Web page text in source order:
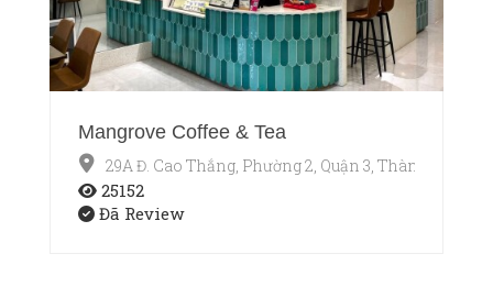
Mangrove Coffee & Tea
29A Đ. Cao Thắng, Phường 2, Quận 3, Thành phố
25152
Đã Review